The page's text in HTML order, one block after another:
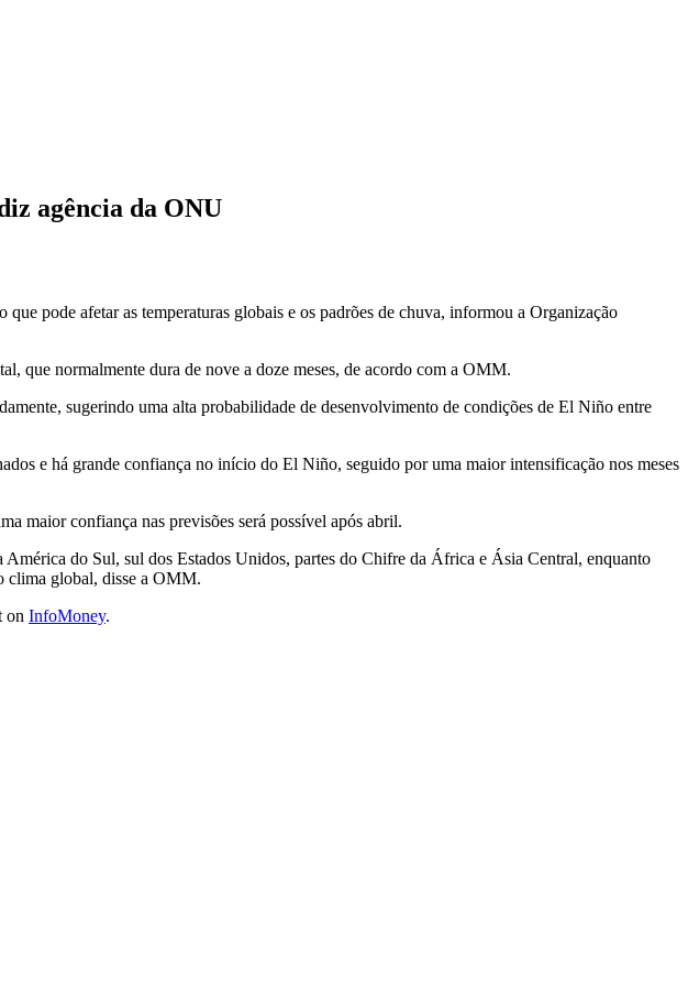
agência da ONU
pode afetar as temperaturas globais e os ‌padrões de chuva, informou a Organização
que ⁠normalmente ‌dura de nove a doze meses, de ⁠acordo com a OMM.
sugerindo uma alta probabilidade de desenvolvimento ​de condições de El Niño entre
e há grande confiança no início do El ‌Niño, seguido por uma maior ​intensificação nos meses
maior confiança nas previsões será possível após abril.
​do Sul, ⁠sul dos Estados Unidos, partes do Chifre da África e ⁠Ásia Central, enquanto
clima global, disse a ​OMM.
on InfoMoney.